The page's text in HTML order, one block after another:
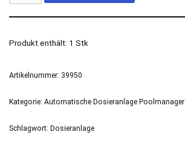
Produkt enthält: 1 Stk
Artikelnummer: 39950
Kategorie: Automatische Dosieranlage
Schlagwort: Dosieranlage